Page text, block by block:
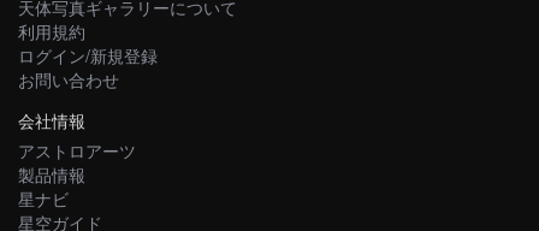
天体写真ギャラリーについて
利用規約
ログイン/新規登録
お問い合わせ
会社情報
アストロアーツ
製品情報
星ナビ
星空ガイド